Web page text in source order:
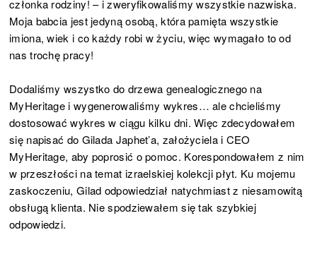
członka rodziny! – i zweryfikowaliśmy wszystkie nazwiska.
Moja babcia jest jedyną osobą, która pamięta wszystkie
imiona, wiek i co każdy robi w życiu, więc wymagało to od
nas trochę pracy!
Dodaliśmy wszystko do drzewa genealogicznego na
MyHeritage i wygenerowaliśmy wykres… ale chcieliśmy
dostosować wykres w ciągu kilku dni. Więc zdecydowałem
się napisać do Gilada Japhet’a, założyciela i CEO
MyHeritage, aby poprosić o pomoc. Korespondowałem z nim
w przeszłości na temat izraelskiej kolekcji płyt. Ku mojemu
zaskoczeniu, Gilad odpowiedział natychmiast z niesamowitą
obsługą klienta. Nie spodziewałem się tak szybkiej
odpowiedzi.